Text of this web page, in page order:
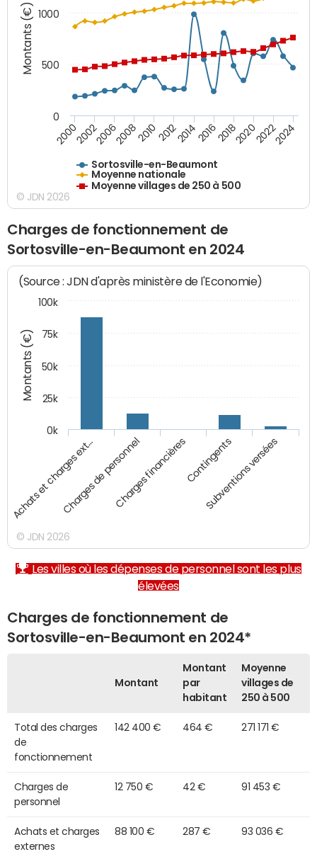
Montants (€)
Sortosville-en-Beaumont
Moyenne nationale
Moyenne villages de 250 à 500
200020022006200820102012201420162018202020222024
0
500
1000
© JDN 2026
Charges de fonctionnement de
Sortosville-en-Beaumont en 2024
Montants (€)
(Source : JDN d'après ministère de l'Economie)
Achats et charges ext…Charges de personnelCharges financièresContingents
Subventions versées
0k
100k
25k
50k
75k
© JDN 2026
Les villes où les dépenses de personnel sont les plus
élevées
Charges de fonctionnement de
Sortosville-en-Beaumont en 2024*
Montant
Montant
par
habitant
Moyenne
villages de
250 à 500
Total des charges
de
fonctionnement
142 400 € 464 € 271 171 €
Charges de
personnel
12 750 € 42 € 91 453 €
Achats et charges
externes
88 100 € 287 € 93 036 €